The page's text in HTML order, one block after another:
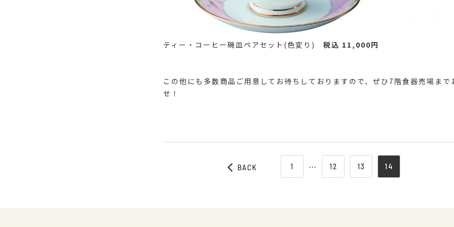
ティー・コーヒー碗皿ペアセット(色変り)税込 11,000円
この他にも多数商品ご用意してお待ちしておりますので、ぜひ7階食器売場まで
せ！
BACK 1 ⋯ 12 13 14